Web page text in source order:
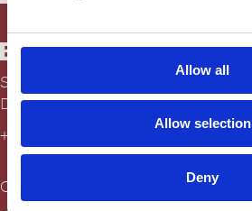
c
t
i
o
Allow all
Allow selection
Deny
Sadolinsvej 14
DK-8600 Silkeborg
+45 87 22 52 22
seats@broendum.com
Copyright © 2021